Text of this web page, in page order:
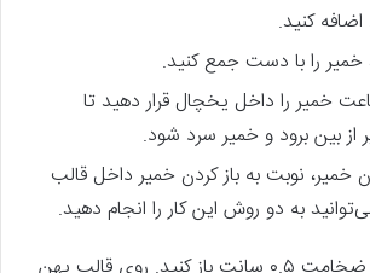
اضافه کنید.
خمیر را با دست جمع کنید.
خمیر را داخل یخچال قرار دهید تا
بین برود و خمیر سرد شود.
خمیر، نوبت به باز کردن خمیر داخل قالب
به دو روش این کار را انجام دهید.